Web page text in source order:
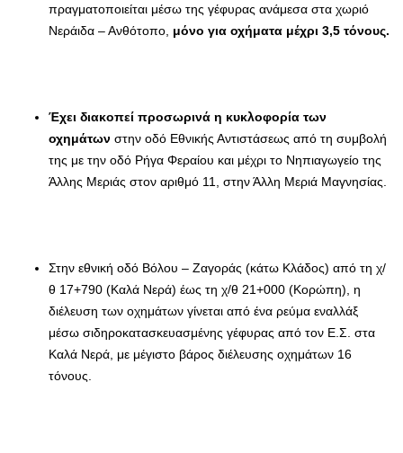
πραγματοποιείται μέσω της γέφυρας ανάμεσα στα χωριό
Νεράιδα – Ανθότοπο, μόνο για οχήματα μέχρι 3,5 τόνους.
Έχει διακοπεί προσωρινά η κυκλοφορία των
οχημάτων στην οδό Εθνικής Αντιστάσεως από τη συμβολή
της με την οδό Ρήγα Φεραίου και μέχρι το Νηπιαγωγείο της
Άλλης Μεριάς στον αριθμό 11, στην Άλλη Μεριά Μαγνησίας.
Στην εθνική οδό Βόλου – Ζαγοράς (κάτω Κλάδος) από τη χ/
θ 17+790 (Καλά Νερά) έως τη χ/θ 21+000 (Κορώπη), η
διέλευση των οχημάτων γίνεται από ένα ρεύμα εναλλάξ
μέσω σιδηροκατασκευασμένης γέφυρας από τον Ε.Σ. στα
Καλά Νερά, με μέγιστο βάρος διέλευσης οχημάτων 16
τόνους.